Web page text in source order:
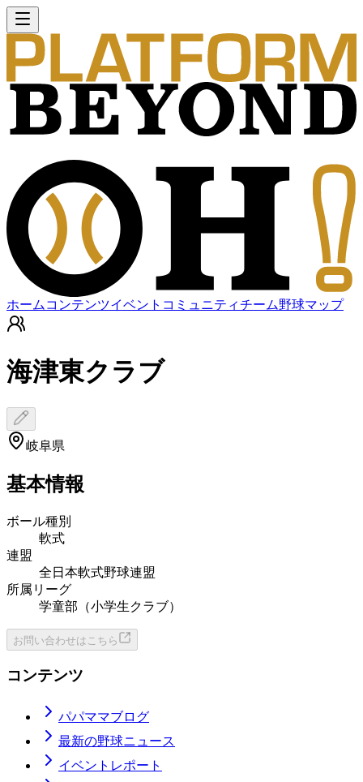
ホーム コンテンツイベント コミュニティチーム野球マップ
海津東クラブ
岐阜県
基本情報
ボール種別
軟式
連盟
全日本軟式野球連盟
所属リーグ
学童部（小学生クラブ）
お問い合わせはこちら
コンテンツ
パパママブログ
最新の野球ニュース
イベントレポート